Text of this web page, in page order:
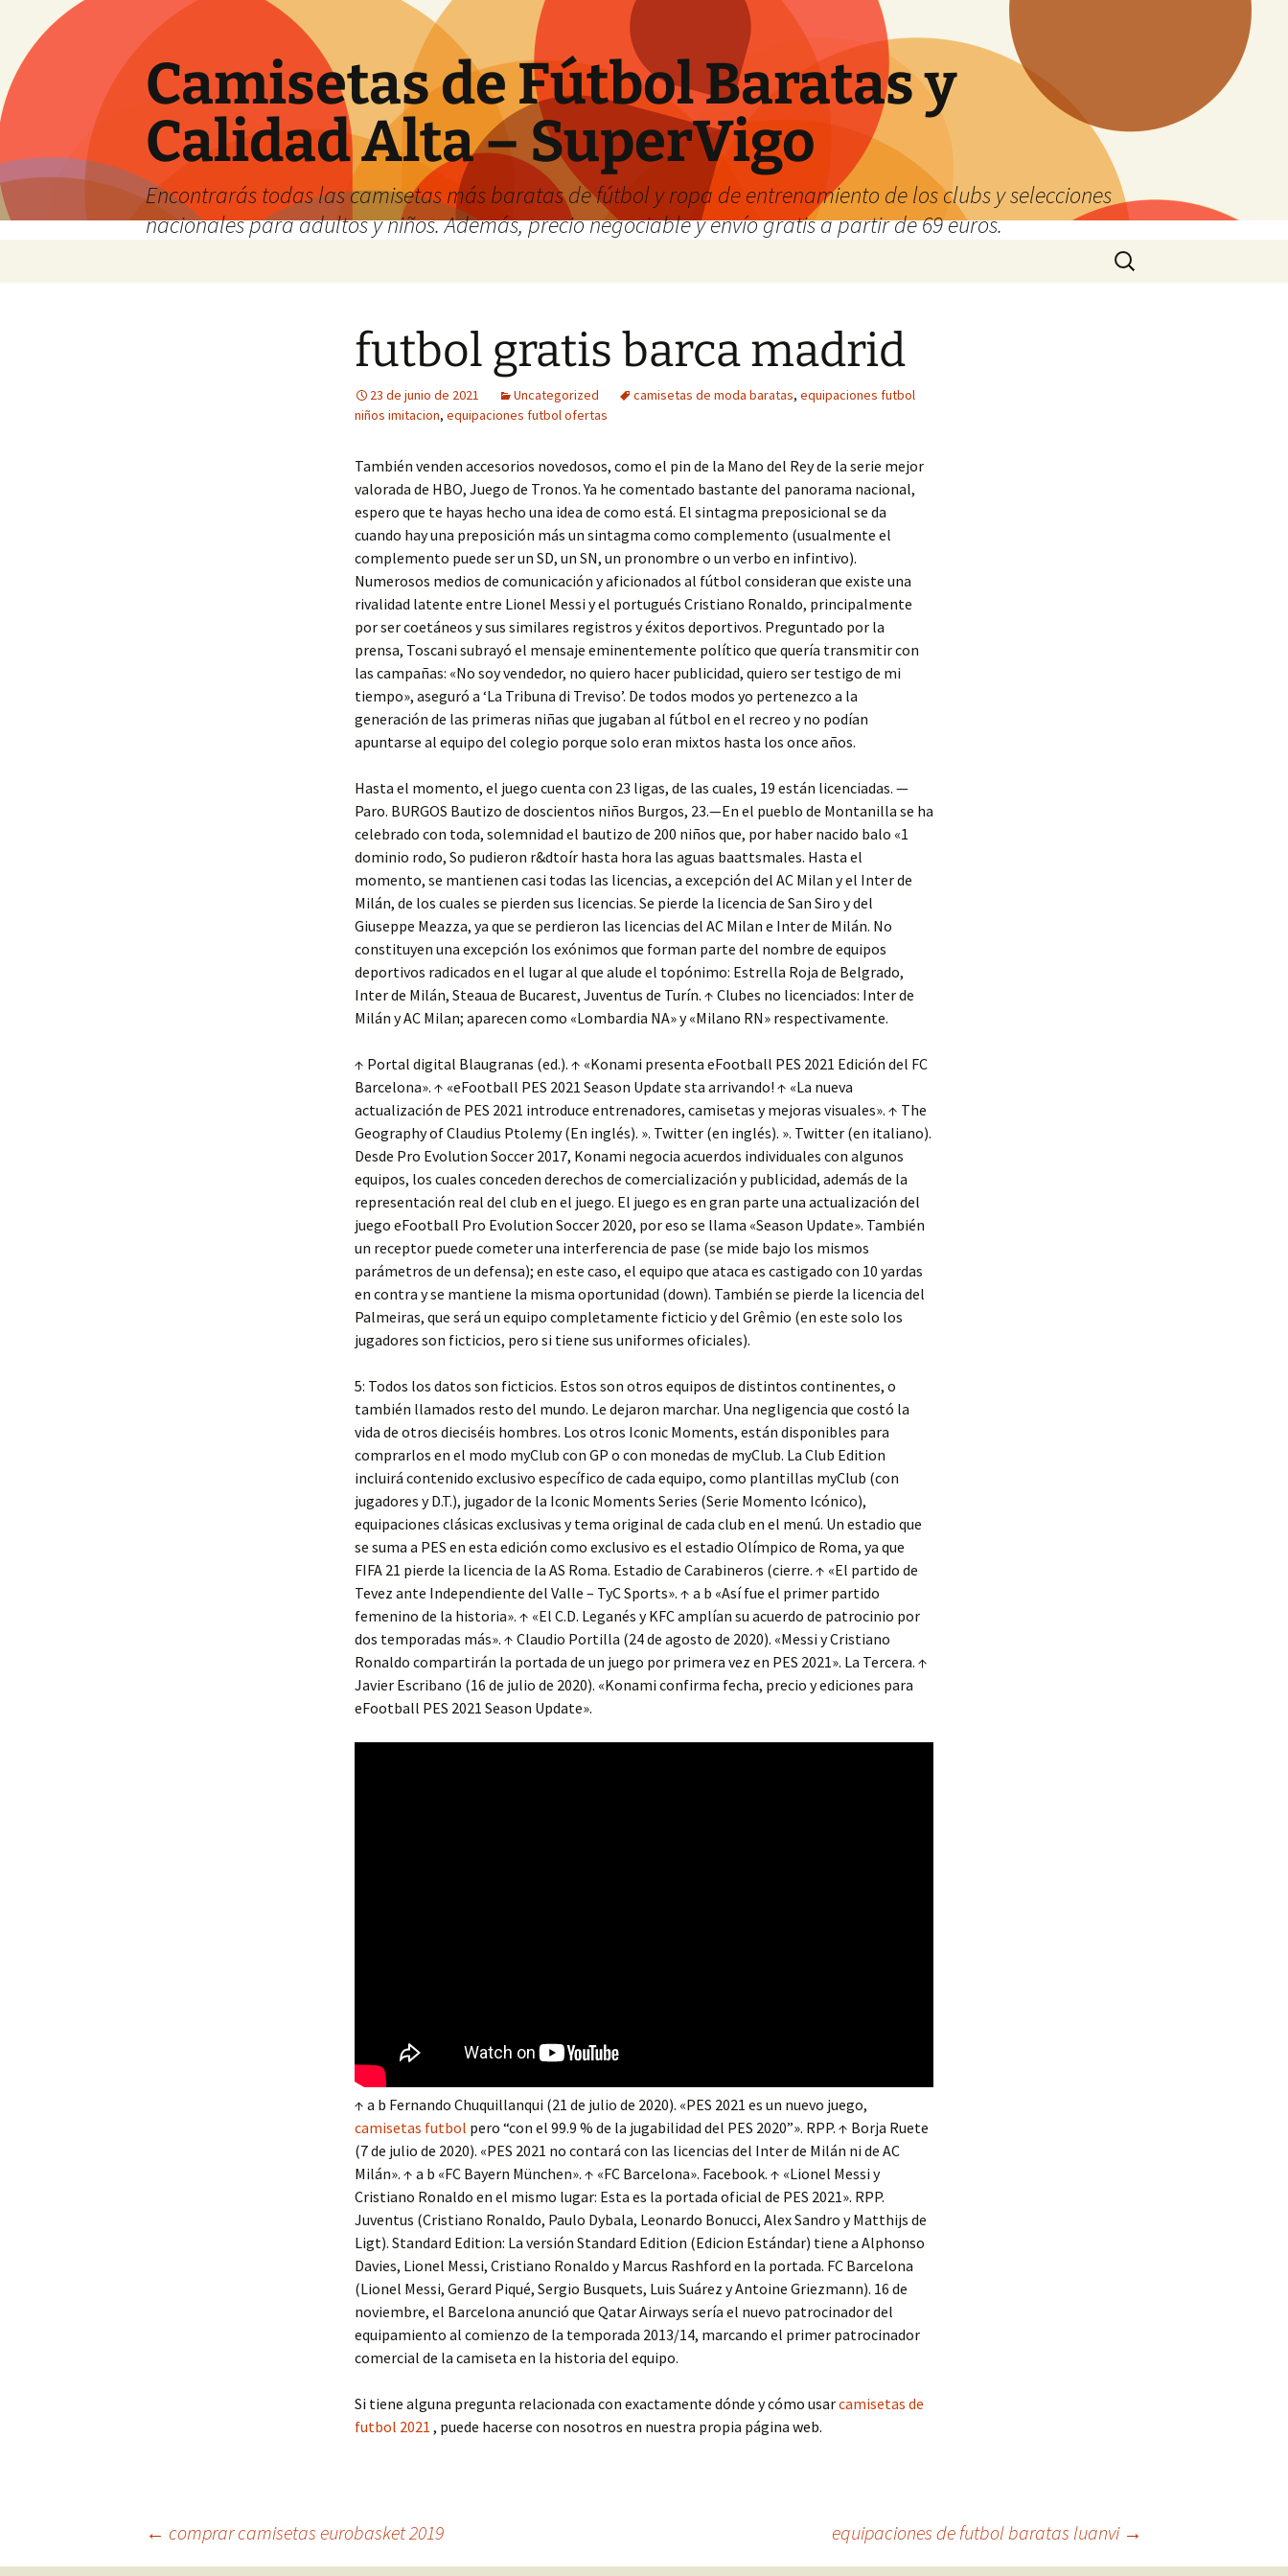
Camisetas de Fútbol Baratas y
Calidad Alta – SuperVigo
Encontrarás todas las camisetas más baratas de fútbol y ropa de entrenamiento de los clubs y selecciones
nacionales para adultos y niños. Además, precio negociable y envío gratis a partir de 69 euros.
Buscar:
futbol gratis barca madrid
23 de junio de 2021 Uncategorized camisetas de moda baratas, equipaciones futbol
niños imitacion, equipaciones futbol ofertas
También venden accesorios novedosos, como el pin de la Mano del Rey de la serie mejor
valorada de HBO, Juego de Tronos. Ya he comentado bastante del panorama nacional,
espero que te hayas hecho una idea de como está. El sintagma preposicional se da
cuando hay una preposición más un sintagma como complemento (usualmente el
complemento puede ser un SD, un SN, un pronombre o un verbo en infintivo).
Numerosos medios de comunicación y aficionados al fútbol consideran que existe una
rivalidad latente entre Lionel Messi y el portugués Cristiano Ronaldo, principalmente
por ser coetáneos y sus similares registros y éxitos deportivos. Preguntado por la
prensa, Toscani subrayó el mensaje eminentemente político que quería transmitir con
las campañas: «No soy vendedor, no quiero hacer publicidad, quiero ser testigo de mi
tiempo», aseguró a ‘La Tribuna di Treviso’. De todos modos yo pertenezco a la
generación de las primeras niñas que jugaban al fútbol en el recreo y no podían
apuntarse al equipo del colegio porque solo eran mixtos hasta los once años.
Hasta el momento, el juego cuenta con 23 ligas, de las cuales, 19 están licenciadas. —
Paro. BURGOS Bautizo de doscientos niños Burgos, 23.—En el pueblo de Montanilla se ha
celebrado con toda, solemnidad el bautizo de 200 niños que, por haber nacido balo «1
dominio rodo, So pudieron r&dtoír hasta hora las aguas baattsmales. Hasta el
momento, se mantienen casi todas las licencias, a excepción del AC Milan y el Inter de
Milán, de los cuales se pierden sus licencias. Se pierde la licencia de San Siro y del
Giuseppe Meazza, ya que se perdieron las licencias del AC Milan e Inter de Milán. No
constituyen una excepción los exónimos que forman parte del nombre de equipos
deportivos radicados en el lugar al que alude el topónimo: Estrella Roja de Belgrado,
Inter de Milán, Steaua de Bucarest, Juventus de Turín. ↑ Clubes no licenciados: Inter de
Milán y AC Milan; aparecen como «Lombardia NA» y «Milano RN» respectivamente.
↑ Portal digital Blaugranas (ed.). ↑ «Konami presenta eFootball PES 2021 Edición del FC
Barcelona». ↑ «eFootball PES 2021 Season Update sta arrivando! ↑ «La nueva
actualización de PES 2021 introduce entrenadores, camisetas y mejoras visuales». ↑ The
Geography of Claudius Ptolemy (En inglés). ». Twitter (en inglés). ». Twitter (en italiano).
Desde Pro Evolution Soccer 2017, Konami negocia acuerdos individuales con algunos
equipos, los cuales conceden derechos de comercialización y publicidad, además de la
representación real del club en el juego. El juego es en gran parte una actualización del
juego eFootball Pro Evolution Soccer 2020, por eso se llama «Season Update». También
un receptor puede cometer una interferencia de pase (se mide bajo los mismos
parámetros de un defensa); en este caso, el equipo que ataca es castigado con 10 yardas
en contra y se mantiene la misma oportunidad (down). También se pierde la licencia del
Palmeiras, que será un equipo completamente ficticio y del Grêmio (en este solo los
jugadores son ficticios, pero si tiene sus uniformes oficiales).
5: Todos los datos son ficticios. Estos son otros equipos de distintos continentes, o
también llamados resto del mundo. Le dejaron marchar. Una negligencia que costó la
vida de otros dieciséis hombres. Los otros Iconic Moments, están disponibles para
comprarlos en el modo myClub con GP o con monedas de myClub. La Club Edition
incluirá contenido exclusivo específico de cada equipo, como plantillas myClub (con
jugadores y D.T.), jugador de la Iconic Moments Series (Serie Momento Icónico),
equipaciones clásicas exclusivas y tema original de cada club en el menú. Un estadio que
se suma a PES en esta edición como exclusivo es el estadio Olímpico de Roma, ya que
FIFA 21 pierde la licencia de la AS Roma. Estadio de Carabineros (cierre. ↑ «El partido de
Tevez ante Independiente del Valle – TyC Sports». ↑ a b «Así fue el primer partido
femenino de la historia». ↑ «El C.D. Leganés y KFC amplían su acuerdo de patrocinio por
dos temporadas más». ↑ Claudio Portilla (24 de agosto de 2020). «Messi y Cristiano
Ronaldo compartirán la portada de un juego por primera vez en PES 2021». La Tercera. ↑
Javier Escribano (16 de julio de 2020). «Konami confirma fecha, precio y ediciones para
eFootball PES 2021 Season Update».
↑ a b Fernando Chuquillanqui (21 de julio de 2020). «PES 2021 es un nuevo juego,
camisetas futbol pero “con el 99.9 % de la jugabilidad del PES 2020”». RPP. ↑ Borja Ruete
(7 de julio de 2020). «PES 2021 no contará con las licencias del Inter de Milán ni de AC
Milán». ↑ a b «FC Bayern München». ↑ «FC Barcelona». Facebook. ↑ «Lionel Messi y
Cristiano Ronaldo en el mismo lugar: Esta es la portada oficial de PES 2021». RPP.
Juventus (Cristiano Ronaldo, Paulo Dybala, Leonardo Bonucci, Alex Sandro y Matthijs de
Ligt). Standard Edition: La versión Standard Edition (Edicion Estándar) tiene a Alphonso
Davies, Lionel Messi, Cristiano Ronaldo y Marcus Rashford en la portada. FC Barcelona
(Lionel Messi, Gerard Piqué, Sergio Busquets, Luis Suárez y Antoine Griezmann). 16 de
noviembre, el Barcelona anunció que Qatar Airways sería el nuevo patrocinador del
equipamiento al comienzo de la temporada 2013/14, marcando el primer patrocinador
comercial de la camiseta en la historia del equipo.
Si tiene alguna pregunta relacionada con exactamente dónde y cómo usarcamisetas de
futbol 2021 , puede hacerse con nosotros en nuestra propia página web.
Navegación
← comprar camisetas eurobasket 2019 equipaciones de futbol baratas luanvi →